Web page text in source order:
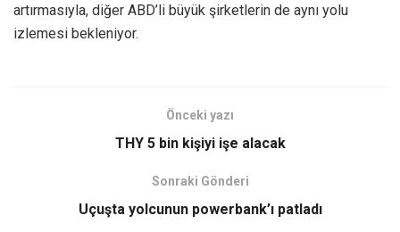
artırmasıyla, diğer ABD’li büyük şirketlerin de aynı yolu
izlemesi bekleniyor.
Önceki yazı
THY 5 bin kişiyi işe alacak
Sonraki Gönderi
Uçuşta yolcunun powerbank’ı patladı